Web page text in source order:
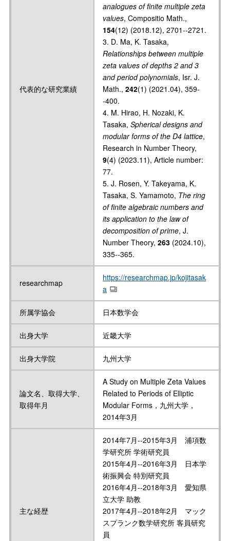
代表的な研究業績
analogues of finite multiple zeta
values, Compositio Math.,
154(12) (2018.12), 2701--2721.
3. D. Ma, K. Tasaka,
Relationships between multiple
zeta values of depths 2 and 3
and period polynomials, Isr. J.
Math., 242(1) (2021.04), 359-
-400.
4. M. Hirao, H. Nozaki, K.
Tasaka, Spherical designs and
modular forms of the D4 lattice,
Research in Number Theory,
9(4) (2023.11), Article number:
77.
5. J. Rosen, Y. Takeyama, K.
Tasaka, S. Yamamoto, The ring
of finite algebraic numbers and
its application to the law of
decomposition of prime, J.
Number Theory, 263 (2024.10),
335--365.
researchmap
https://researchmap.jp/kojitasak
a
所属学協会 日本数学会
出身大学 近畿大学
出身大学院 九州大学
論文名、取得大学、
取得年月
A Study on Multiple Zeta Values
Related to Periods of Elliptic
Modular Forms，九州大学，
2014年3月
主な経歴
2014年7月--2015年3月 浦項数
学研究所 学術研究員
2015年4月--2016年3月 日本学
術振興会 特別研究員
2016年4月--2018年3月 愛知県
立大学 助教
2017年4月--2018年2月 マック
スプランク数学研究所 客員研究
員